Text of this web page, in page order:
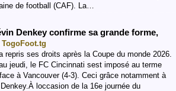
de football (CAF). La…
Denkey confirme sa grande forme,
TogoFoot.tg
repris ses droits après la Coupe du monde 2026.
jeudi, le FC Cincinnati sest imposé au terme
à Vancouver (4-3). Ceci grâce notamment à
loccasion de la 16e journée du